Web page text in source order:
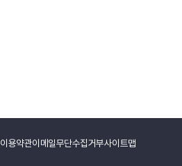
이용약관이메일무단수집거부사이트맵